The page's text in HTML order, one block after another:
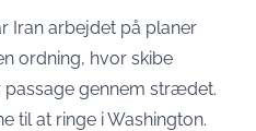
Iran arbejdet på planer
ordning, hvor skibe
gennem strædet.
til at ringe i Washington.